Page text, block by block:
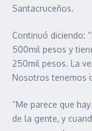
Santacruceños.
Continuó diciendo:
500mil pesos y
250mil pesos. La
Nosotros tenemos
“Me parece que
de la gente, y